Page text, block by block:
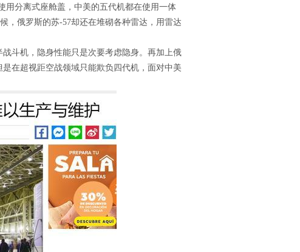
用分离式座舱盖，中美的五代机都在使用一体
，俄罗斯的苏-57却还在堆砌各种雷达，用雷达
斗机，隐身性能只是次要考虑隐身。再加上俄
在超视距空战领域只能欺负四代机，面对中美